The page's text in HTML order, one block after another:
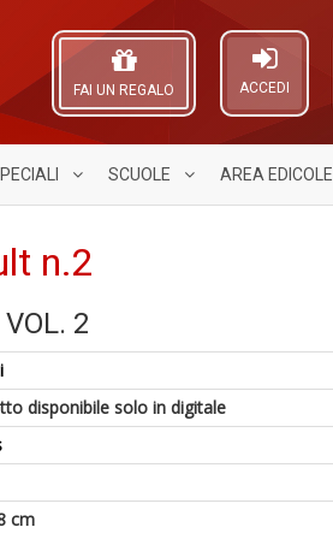
ACCEDI
FAI UN REGALO
SCUOLE AREA EDICOLE
n.2
2
disponibile solo in digitale
cm